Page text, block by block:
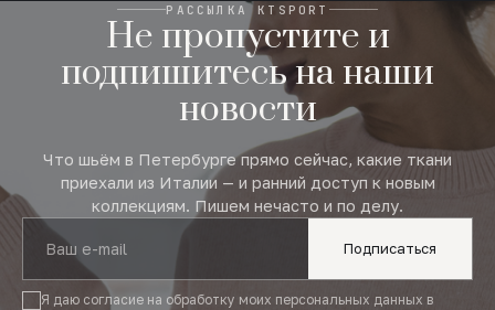
РАССЫЛКА KTSPORT
Не пропустите и
подпишитесь на наши
новости
Что шьём в Петербурге прямо сейчас, какие ткани
приехали из Италии — и ранний доступ к новым
коллекциям. Пишем нечасто и по делу.
Подписаться
Я даю согласие на обработку моих персональных данных в